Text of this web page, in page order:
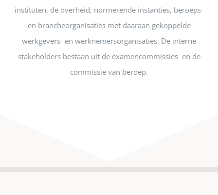
instituten, de overheid, normerende instanties, beroeps-
en brancheorganisaties met daaraan gekoppelde
werkgevers- en werknemersorganisaties. De interne
stakeholders bestaan uit de examencommissies en de
commissie van beroep.